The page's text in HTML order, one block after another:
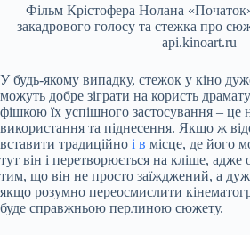
Фільм Крістофера Нолана
закадрового голосу та стежка про
api.kinoart.ru
У будь-якому випадку, стежок у кіно
можуть добре зіграти на користь
фішкою їх успішного застосування – це
використання та піднесення. Якщо ж
вставити традиційно і в місце, де його
тут він і перетворюється на кліше, адже
тим, що він не просто заїжджений, а
якщо розумно переосмислити
буде справжньою перлиною сюжету.